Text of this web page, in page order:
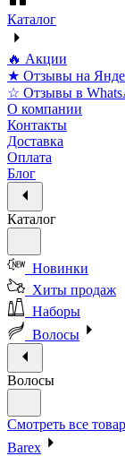
Каталог
🔥 Акции
★ Отзывы на
☆ Отзывы в
О компании
Контакты
Доставка
Оплата
Блог
Каталог
Новинки
Хиты продаж
Наборы
Волосы
Волосы
Смотреть все
Barex